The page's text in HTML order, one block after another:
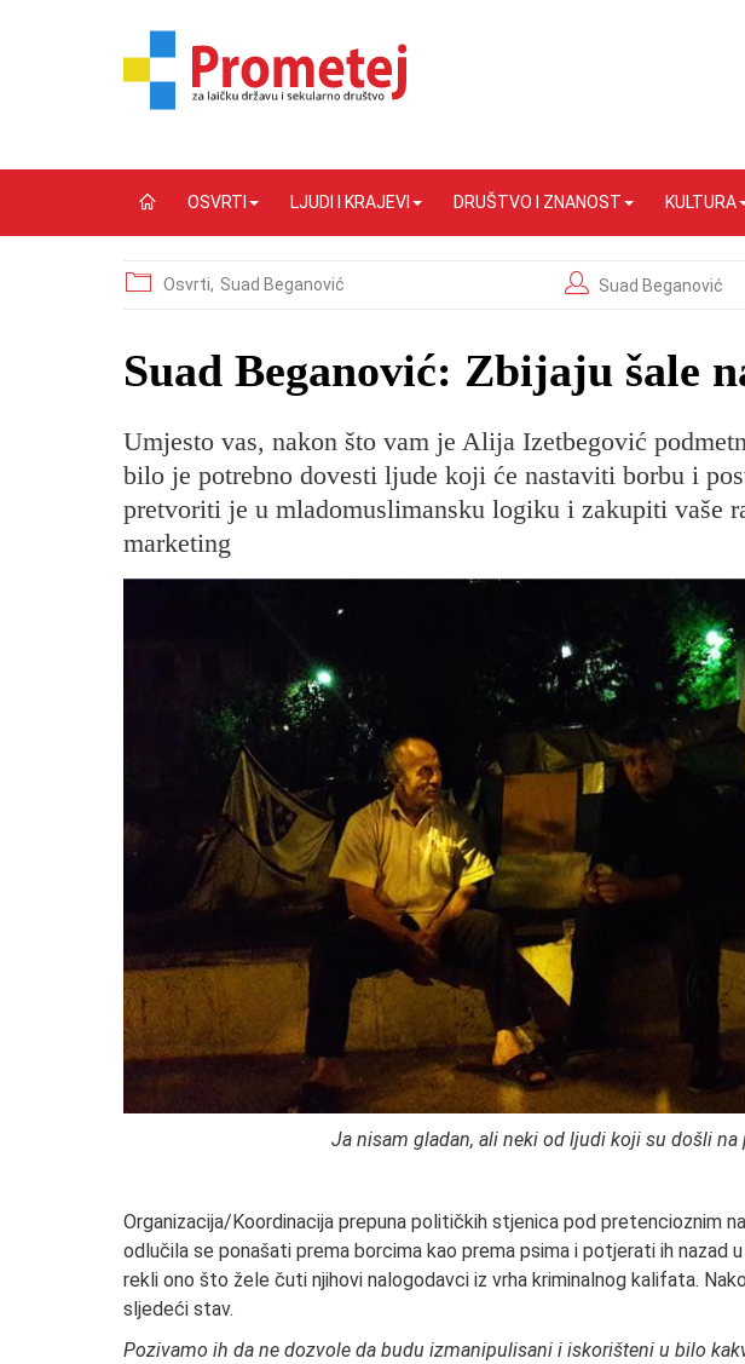
OSVRTI LJUDI I KRAJEVI DRUŠTVO I ZNANOST KULTURA
Osvrti, Suad Beganović Suad Beganović
Suad Beganović: Zbijaju šale
Umjesto vas, nakon što vam je Alija Izetbegović
bilo je potrebno dovesti ljude koji će nastaviti borbu i
pretvoriti je u mladomuslimansku logiku i zakupiti vaše
marketing
Ja nisam gladan, ali neki od ljudi koji su došli
Organizacija/Koordinacija prepuna političkih stjenica pod pretencioznim
odlučila se ponašati prema borcima kao prema psima i potjerati ih nazad
rekli ono što žele čuti njihovi nalogodavci iz vrha kriminalnog kalifata.
sljedeći stav.
Pozivamo ih da ne dozvole da budu izmanipulisani i iskorišteni u bilo